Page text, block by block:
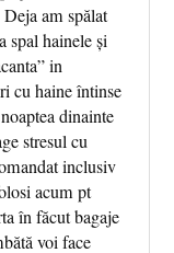
am spălat
spal hainele și
in
cu haine întinse
dinainte
stresul cu
inclusiv
acum pt
în făcut bagaje
voi face